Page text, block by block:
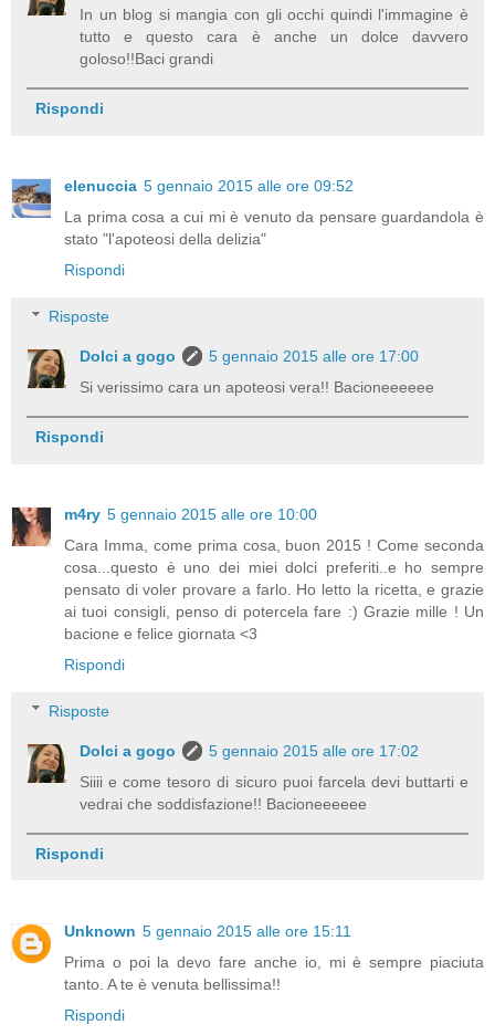
In un blog si mangia con gli occhi quindi l'immagine è
tutto e questo cara è anche un dolce davvero
goloso!!Baci grandi
Rispondi
elenuccia 5 gennaio 2015 alle ore 09:52
La prima cosa a cui mi è venuto da pensare guardandola è
stato "l'apoteosi della delizia"
Rispondi
Risposte
Dolci a gogo
5 gennaio 2015 alle ore 17:00
Si verissimo cara un apoteosi vera!! Bacioneeeeee
Rispondi
m4ry 5 gennaio 2015 alle ore 10:00
Cara Imma, come prima cosa, buon 2015 ! Come seconda
cosa...questo è uno dei miei dolci preferiti..e ho sempre
pensato di voler provare a farlo. Ho letto la ricetta, e grazie
ai tuoi consigli, penso di potercela fare :) Grazie mille ! Un
bacione e felice giornata <3
Rispondi
Risposte
Dolci a gogo
5 gennaio 2015 alle ore 17:02
Siiii e come tesoro di sicuro puoi farcela devi buttarti e
vedrai che soddisfazione!! Bacioneeeeee
Rispondi
Unknown 5 gennaio 2015 alle ore 15:11
Prima o poi la devo fare anche io, mi è sempre piaciuta
tanto. A te è venuta bellissima!!
Rispondi